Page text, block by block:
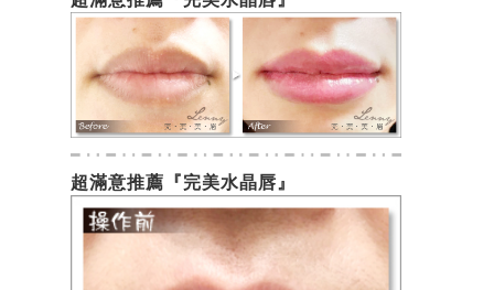
超滿意推薦『完美水晶唇』